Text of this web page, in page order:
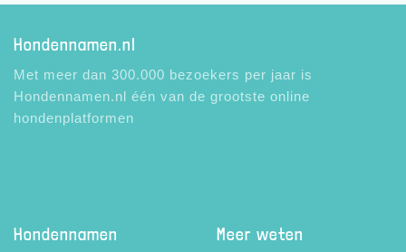
Hondennamen.nl
Met meer dan 300.000 bezoekers per jaar is
Hondennamen.nl één van de grootste online
hondenplatformen
Hondennamen Meer weten